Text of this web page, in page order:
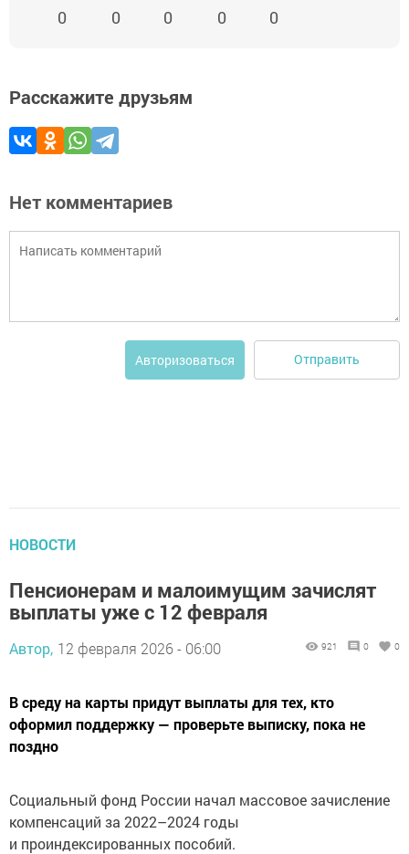
0 0 0 0 0
Расскажите друзьям
Нет комментариев
Авторизоваться Отправить
НОВОСТИ
Пенсионерам и малоимущим зачислят
выплаты уже с 12 февраля
Автор, 12 февраля 2026 - 06:00 921 0 0
В среду на карты придут выплаты для тех, кто
оформил поддержку — проверьте выписку, пока не
поздно
Социальный фонд России начал массовое зачисление
компенсаций за 2022–2024 годы
и проиндексированных пособий.